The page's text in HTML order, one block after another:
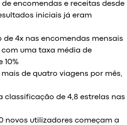
encomendas e receitas desde
iniciais já eram
4x nas encomendas mensais
uma taxa média de
10%
de quatro viagens por mês,
classificação de 4,8 estrelas nas
novos utilizadores começam a